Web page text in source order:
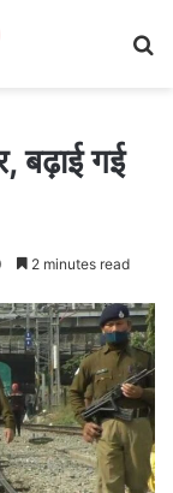
बढ़ाई गई
2 minutes read